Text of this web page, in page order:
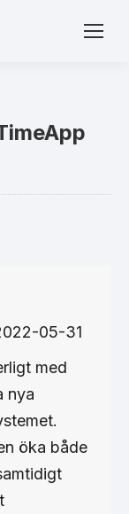
05-31
med
nya
öka både